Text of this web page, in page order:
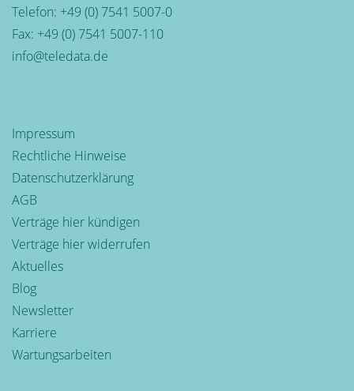
Telefon: +49 (0) 7541 5007-0
Fax: +49 (0) 7541 5007-110
info@teledata.de
Impressum
Rechtliche Hinweise
Datenschutzerklärung
AGB
Verträge hier kündigen
Verträge hier widerrufen
Aktuelles
Blog
Newsletter
Karriere
Wartungsarbeiten